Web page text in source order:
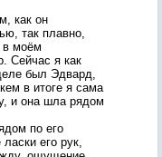
как он
так плавно,
в моём
Сейчас я как
был Эдвард,
в итоге я сама
и она шла рядом
по его
его рук,